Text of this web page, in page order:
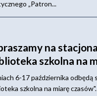
„Patron...
na
szkolna na
6-17 października odbędą
szkolna na miarę